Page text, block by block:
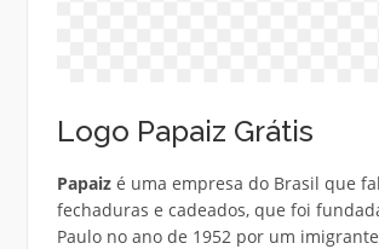
Logo Papaiz Grátis
Papaizé uma empresa do Brasil que
fechaduras e cadeados, que foi
Paulo no ano de 1952 por um